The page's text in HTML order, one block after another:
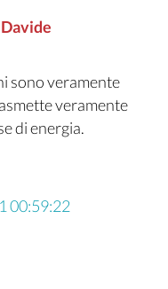
Davide
sono veramente
veramente
di energia.
00:59:22